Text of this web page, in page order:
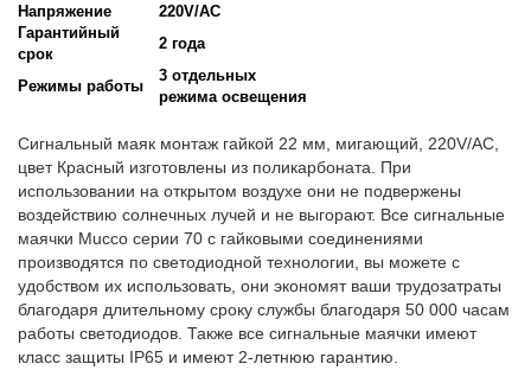
Напряжение
220V/AC
Гарантийный
срок
2 года
Режимы работы
3 отдельных
режима освещения
Сигнальный маяк монтаж гайкой 22 мм, мигающий, 220V/AC,
цвет Красный изготовлены из поликарбоната. При
использовании на открытом воздухе они не подвержены
воздействию солнечных лучей и не выгорают. Все сигнальные
маячки Mucco серии 70 с гайковыми соединениями
производятся по светодиодной технологии, вы можете с
удобством их использовать, они экономят ваши трудозатраты
благодаря длительному сроку службы благодаря 50 000 часам
работы светодиодов. Также все сигнальные маячки имеют
класс защиты IP65 и имеют 2-летнюю гарантию.